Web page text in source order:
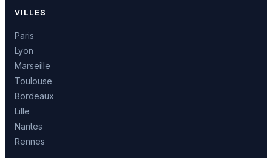
VILLES
Paris
Lyon
Marseille
Toulouse
Bordeaux
Lille
Nantes
Rennes